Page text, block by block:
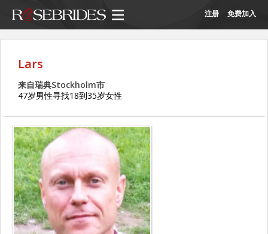
注册 免费加入
Lars
来自瑞典Stockholm市
47岁男性寻找18到35岁女性